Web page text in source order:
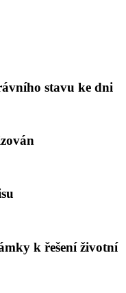
stavu ke dni
k řešení životní